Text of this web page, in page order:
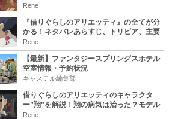
な住処は？翔の病気は治る？
Rene
『借りぐらしのアリエッティ』の全てが分
かる！ネタバレあらすじ、トリビア、主要
キャラまとめ！
Rene
【最新】ファンタジースプリングスホテル
空室情報・予約状況
キャステル編集部
借りぐらしのアリエッティのキャラクタ
ー”翔”を解説！翔の病気は治った？モデル
は誰？
Rene